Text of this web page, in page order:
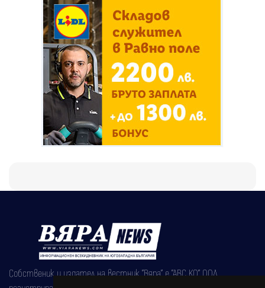
Собственик и издател на вестник "Вяра" е "АВС КО" ООД,